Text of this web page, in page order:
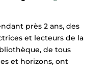
près 2 ans, des
et lecteurs de la
de tous
et horizons, ont